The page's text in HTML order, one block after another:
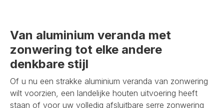
Van aluminium veranda met
zonwering tot elke andere
denkbare stijl
Of u nu een strakke aluminium veranda van zonwering
wilt voorzien, een landelijke houten uitvoering heeft
staan of voor uw volledig afsluitbare serre zonwering